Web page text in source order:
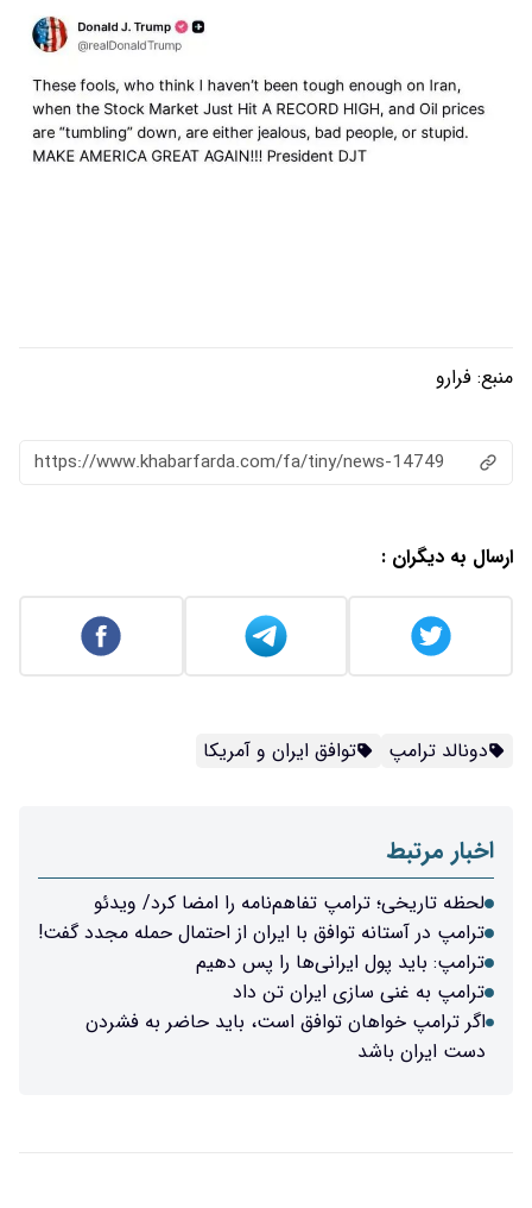
منبع: فرارو
https://www.khabarfarda.com/fa/tiny/news-14749
ارسال به دیگران :
دونالد ترامپ توافق ایران و آمریکا
اخبار مرتبط
لحظه تاریخی؛ ترامپ تفاهم‌نامه را امضا کرد/ ویدئو
ترامپ در آستانه توافق با ایران از احتمال حمله مجدد گفت!
ترامپ: باید پول ایرانی‌ها را پس دهیم
ترامپ به غنی سازی ایران تن داد
اگر ترامپ خواهان توافق است، باید حاضر به فشردن
دست ایران باشد